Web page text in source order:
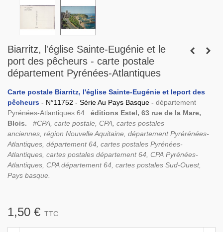
Biarritz, l'église Sainte-Eugénie et le
port des pêcheurs - carte postale
département Pyrénées-Atlantiques
Carte postale Biarritz, l'église Sainte-Eugénie et leport des
pêcheurs - N°11752 - Série Au Pays Basque - département
Pyrénées-Atlantiques 64. éditions Estel, 63 rue de la Mare,
Blois.
#CPA, carte postale, CPA, cartes postales
anciennes, région Nouvelle Aquitaine, département Pyrérénées-
Atlantiques, département 64, cartes postales Pyrénées-
Atlantiques, cartes postales département 64, CPA Pyrénées-
Atlantiques, CPA département 64, cartes postales Sud-Ouest,
Pays basque.
1,50 € TTC